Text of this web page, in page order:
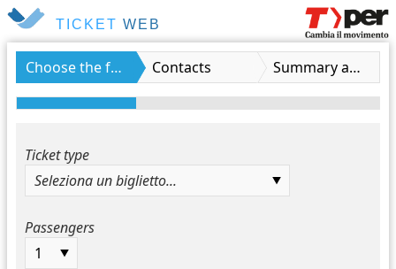
TICKET WEB
Choose the fare Contacts Summary and payment
Ticket type
Seleziona un biglietto...
Passengers
1